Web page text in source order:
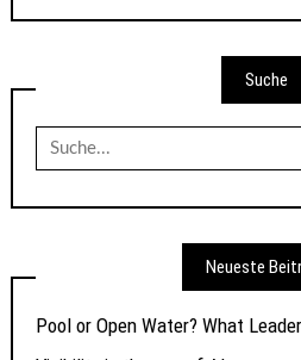
Suche
Suche
nach:
Neueste
Pool or Open Water? What